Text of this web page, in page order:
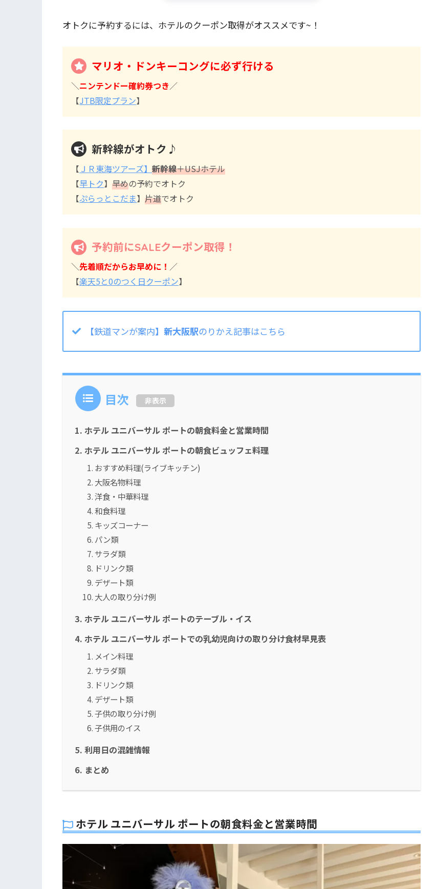
オトクに予約するには、ホテルのクーポン取得がオススメです~！
マリオ・ドンキーコングに必ず行ける
＼ニンテンドー確約券つき／
【JTB限定プラン】
新幹線がオトク♪
【 ＪＲ東海ツアーズ】新幹線＋USJホテル
【早トク】早めの予約でオトク
【ぷらっとこだま】片道でオトク
予約前にSALEクーポン取得！
＼先着順だからお早めに！ ／
【楽天5と0のつく日クーポン】
【鉄道マンが案内】 新大阪駅のりかえ記事はこちら
目次 非表示
ホテル ユニバーサル ポートの朝食料金と営業時間
ホテル ユニバーサル ポートの朝食ビュッフェ料理
おすすめ料理(ライブキッチン)
大阪名物料理
洋食・中華料理
和食料理
キッズコーナー
パン類
サラダ類
ドリンク類
デザート類
大人の取り分け例
ホテル ユニバーサル ポートのテーブル・イス
ホテル ユニバーサル ポートでの乳幼児向けの取り分け食材早見表
メイン料理
サラダ類
ドリンク類
デザート類
子供の取り分け例
子供用のイス
利用日の混雑情報
まとめ
ホテル ユニバーサル ポートの朝食料金と営業時間